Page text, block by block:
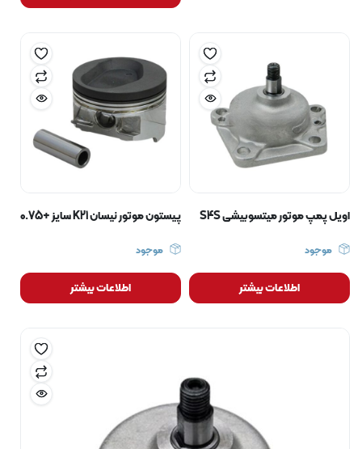
اویل پمپ موتور میتسوبیشی S4S
موجود
اطلاعات بیشتر
پیستون موتور نیسان K21 سایز +0.75
موجود
اطلاعات بیشتر